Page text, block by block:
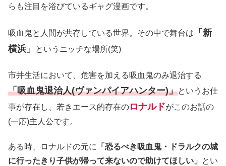
らも注目を浴びているギャグ漫画です。
吸血鬼と人間が共存している世界。その中で舞台は
「新
横浜」
というニッチな場所(笑)
市井生活において、危害を加える吸血鬼のみ退治する
「吸血鬼退治人(ヴァンパイアハンター)」というお仕
事が存在し、若きエース的存在のロナルドがこのお話の
(一応)主人公です。
ある時、ロナルドの元に
「恐るべき吸血鬼・ドラルクの城
に行ったきり子供が帰って来ないので助けてほしい」
とい